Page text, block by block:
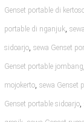
Genset portable di
portable di nganjuk,
sidoarjo, sewa Genset
Genset portable jombang
mojokerto, sewa Genset
Genset portable sidoarjo,